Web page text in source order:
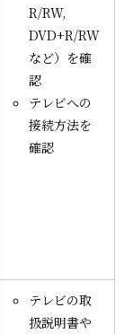
R/RW,
DVD+R/RW
など）を確
認
テレビへの
接続方法を
確認
テレビの取
扱説明書や